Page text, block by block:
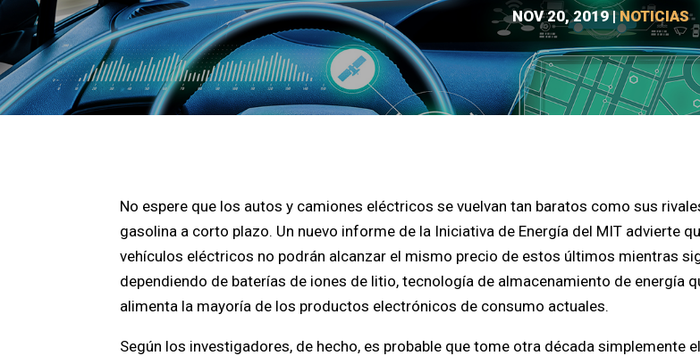
NOV 20, 2019|NOTICIAS
No espere que los autos y camiones eléctricos se vuelvan tan baratos como sus
gasolina a corto plazo. Un nuevo informe de la Iniciativa de Energía del MIT advierte
vehículos eléctricos no podrán alcanzar el mismo precio de estos últimos mientras
dependiendo de baterías de iones de litio, tecnología de almacenamiento de energía
alimenta la mayoría de los productos electrónicos de consumo actuales.
Según los investigadores, de hecho, es probable que tome otra década simplemente